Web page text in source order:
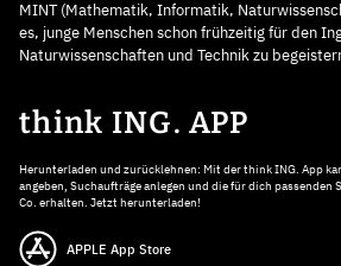
MINT (Mathematik, Informatik,
es, junge Menschen schon frühzeitig für den
Naturwissenschaften und Technik zu
think ING. APP
Herunterladen und zurücklehnen: Mit der think ING. App
angeben, Suchaufträge anlegen und die für dich passenden
Co. erhalten. Jetzt herunterladen!
APPLE App Store